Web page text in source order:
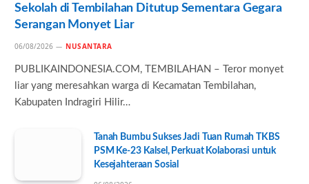
Sekolah di Tembilahan Ditutup Sementara Gegara
Serangan Monyet Liar
06/08/2026 NUSANTARA
PUBLIKAINDONESIA.COM, TEMBILAHAN – Teror monyet
liar yang meresahkan warga di Kecamatan Tembilahan,
Kabupaten Indragiri Hilir…
Tanah Bumbu Sukses Jadi Tuan Rumah TKBS
PSM Ke-23 Kalsel, Perkuat Kolaborasi untuk
Kesejahteraan Sosial